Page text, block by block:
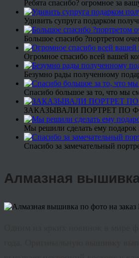
Ребята спасибо? огромное за
Удивить супруга подарком
Большое спасибо ?портретом
Огромное спасибо всей вашей
Безумно рады полученному
Спасибо большое за то, что мы
ЗАКАЗЫВАЛИ ПОРТРЕТ ПО
Мы решили сделать ему
Спасибо за замечательный
Алмазная